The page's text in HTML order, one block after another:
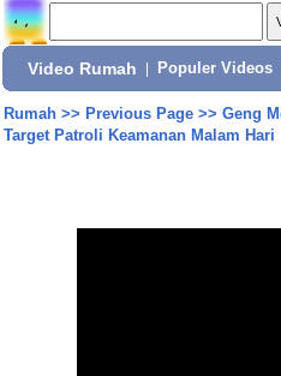
Video Rumah Populer Videos
Rumah>> Previous Page>> Geng
Target Patroli Keamanan Malam Hari